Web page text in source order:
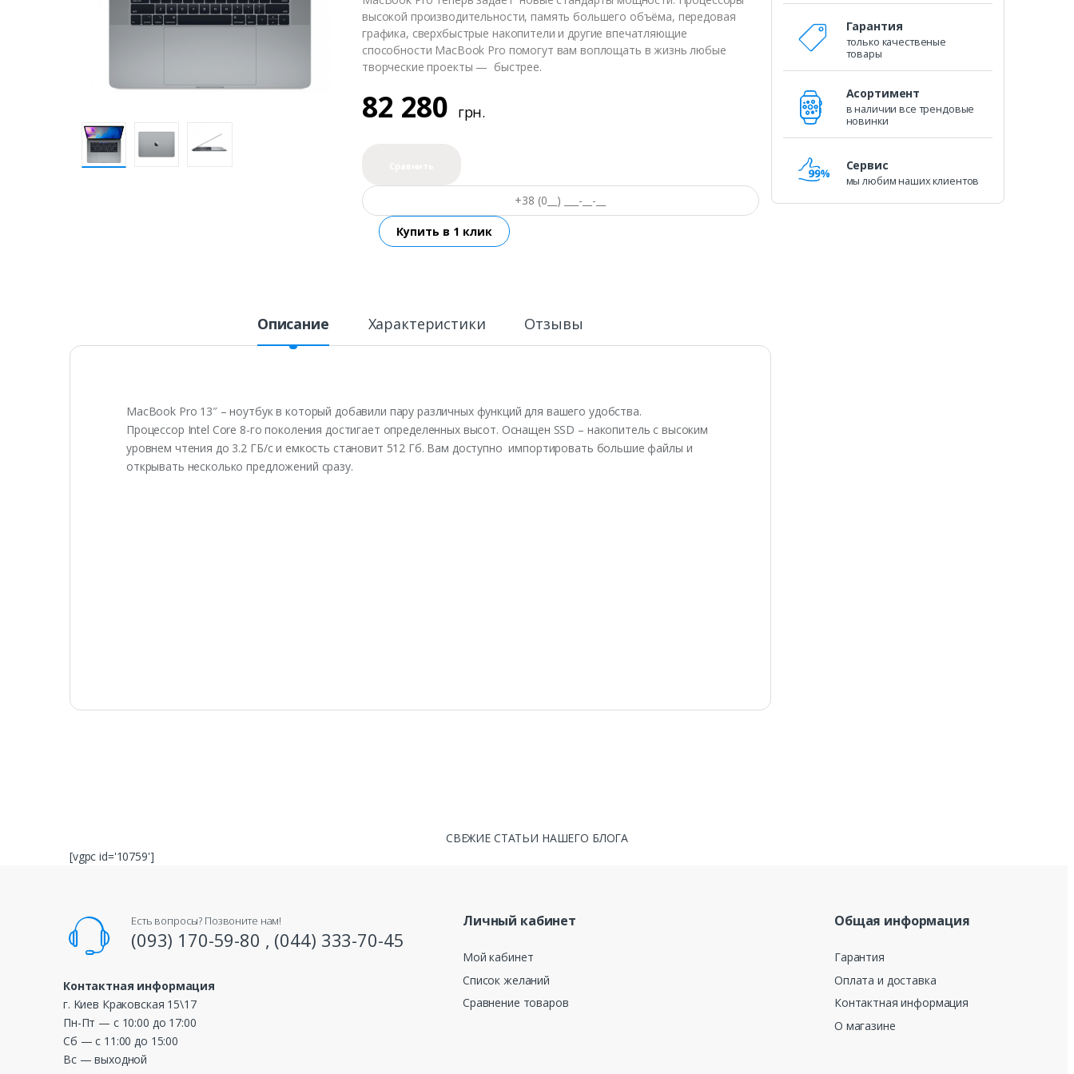
высокой производительности, память большего объёма, передовая
графика, сверхбыстрые накопители и другие впечатляющие
способности MacBook Pro помогут вам воплощать в жизнь любые
творческие проекты — быстрее.
82 280 грн.
Гарантия
только качественые
товары
Асортимент
в наличии все трендовые
новинки
Сервис
мы любим наших клиентов
Описание Характеристики Отзывы
MacBook Pro 13″ – ноутбук в который добавили пару различных функций для вашего удобства.
Процессор Intel Core 8-го поколения достигает определенных высот. Оснащен SSD – накопитель с высоким
уровнем чтения до 3.2 ГБ/с и емкость становит 512 Гб. Вам доступно импортировать большие файлы и
открывать несколько предложений сразу.
СВЕЖИЕ СТАТЬИ НАШЕГО БЛОГА
[vgpc id='10759']
Есть вопросы? Позвоните нам!
(093) 170-59-80 , (044) 333-70-45
Контактная информация
г. Kиeв Краковская 15\17
Пн-Пт — c 10:00 дo 17:00
Cб — c 11:00 дo 15:00
Вс — выходной
Личный кабинет
Мой кабинет
Список желаний
Сравнение товаров
Общая информация
Гарантия
Оплата и доставка
Контактная информация
О магазине